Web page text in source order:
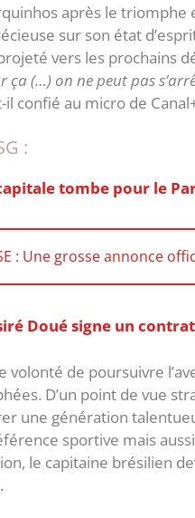
après le
sur son état
vers les prochains
ça (…) on ne peut pas
il confié au micro de
:
tombe pour le
: Une grosse annonce
Doué signe un
de poursuivre
‎D’un point de vue
une génération
sportive mais
le capitaine brésilien